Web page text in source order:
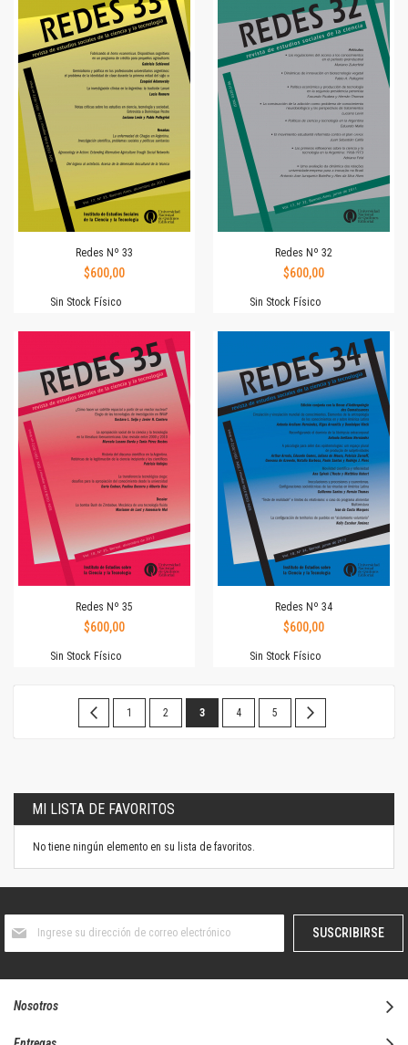
Redes Nº 33
$600,00
Sin Stock Físico
Redes Nº 32
$600,00
Sin Stock Físico
Redes Nº 35
$600,00
Sin Stock Físico
Redes Nº 34
$600,00
Sin Stock Físico
Página
Página
AnteriorPágina
1 Página
2 Estás
página
3 Página
4 Página
5
MI LISTA DE FAVORITOS
No tiene ningún elemento en su lista de favoritos.
boletín
SUSCRIBIRSE
Nosotros